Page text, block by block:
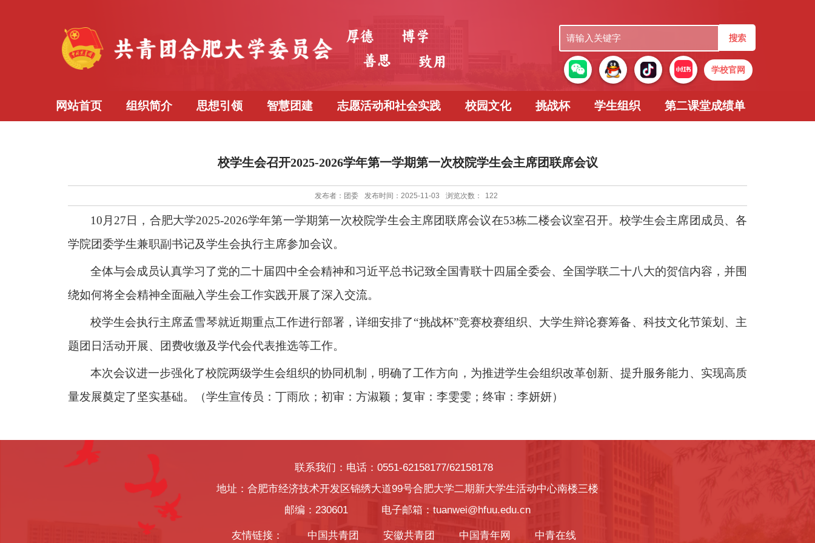
学校官网
网站首页 组织简介 思想引领 智慧团建 志愿活动和社会实践 校园文化 挑战杯 学生组织 第二课堂成绩单
校学生会召开2025-2026学年第一学期第一次校院学生会主席团联席会议
发布者：团委 发布时间：2025-11-03 浏览次数： 122
10月27日，合肥大学2025-2026学年第一学期第一次校院学生会主席团联席会议在53栋二楼会议室召开。校学生会主席团成员、各
学院团委学生兼职副书记及学生会执行主席参加会议。
全体与会成员认真学习了党的二十届四中全会精神和习近平总书记致全国青联十四届全委会、全国学联二十八大的贺信内容，并围
绕如何将全会精神全面融入学生会工作实践开展了深入交流。
校学生会执行主席孟雪琴就近期重点工作进行部署，详细安排了“挑战杯”竞赛校赛组织、大学生辩论赛筹备、科技文化节策划、主
题团日活动开展、团费收缴及学代会代表推选等工作。
本次会议进一步强化了校院两级学生会组织的协同机制，明确了工作方向，为推进学生会组织改革创新、提升服务能力、实现高质
量发展奠定了坚实基础。
（学生宣传员： 丁雨欣 ；初审： 方淑颖 ；复审：李雯雯 ；终审： 李妍妍）
联系我们：电话：0551-62158177/62158178
地址：合肥市经济技术开发区锦绣大道99号合肥大学二期新大学生活动中心南楼三楼
邮编：230601 电子邮箱：tuanwei@hfuu.edu.cn
友情链接： 中国共青团 安徽共青团 中国青年网 中青在线